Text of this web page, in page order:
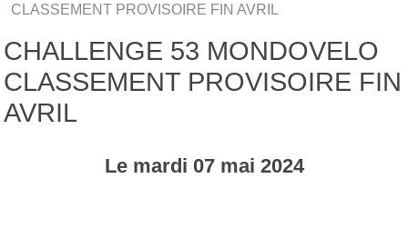
CLASSEMENT PROVISOIRE FIN AVRIL
CHALLENGE 53 MONDOVELO
CLASSEMENT PROVISOIRE FIN
AVRIL
Le mardi 07 mai 2024